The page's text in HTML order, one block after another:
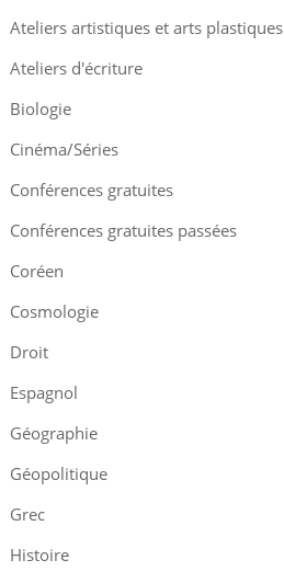
Ateliers artistiques et arts plastiques
Ateliers d'écriture
Biologie
Cinéma/Séries
Conférences gratuites
Conférences gratuites passées
Coréen
Cosmologie
Droit
Espagnol
Géographie
Géopolitique
Grec
Histoire